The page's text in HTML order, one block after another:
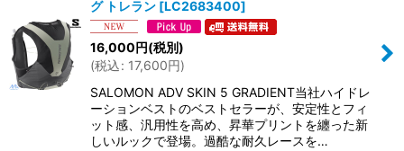
グ トレラン [LC2683400]
16,000円(税別)
(税込: 17,600円)
SALOMON ADV SKIN 5 GRADIENT当社ハイドレ
ーションベストのベストセラーが、安定性とフィ
ット感、汎用性を高め、昇華プリントを纏った新
しいルックで登場。過酷な耐久レースを…